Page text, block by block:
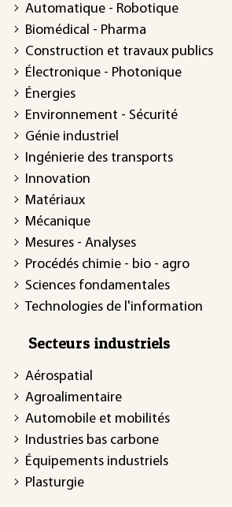
Automatique - Robotique
Biomédical - Pharma
Construction et travaux publics
Électronique - Photonique
Énergies
Environnement - Sécurité
Génie industriel
Ingénierie des transports
Innovation
Matériaux
Mécanique
Mesures - Analyses
Procédés chimie - bio - agro
Sciences fondamentales
Technologies de l'information
Secteurs industriels
Aérospatial
Agroalimentaire
Automobile et mobilités
Industries bas carbone
Équipements industriels
Plasturgie